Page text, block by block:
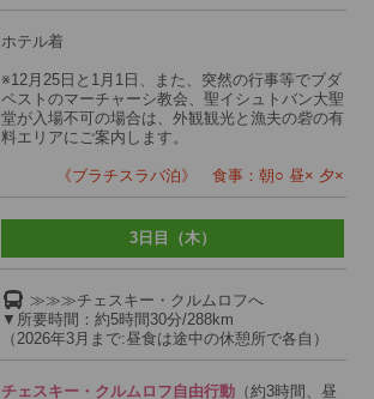
ホテル着
※12月25日と1月1日、また、突然の行事等でブダ
ペストのマーチャーシ教会、聖イシュトバン大聖
堂が入場不可の場合は、外観観光と漁夫の砦の有
料エリアにご案内します。
《ブラチスラバ泊》 食事：朝○ 昼× 夕×
3日目（木）
≫≫≫チェスキー・クルムロフへ
▼所要時間：約5時間30分/288km
（2026年3月まで:昼食は途中の休憩所で各自）
チェスキー・クルムロフ自由行動 （約3時間、昼